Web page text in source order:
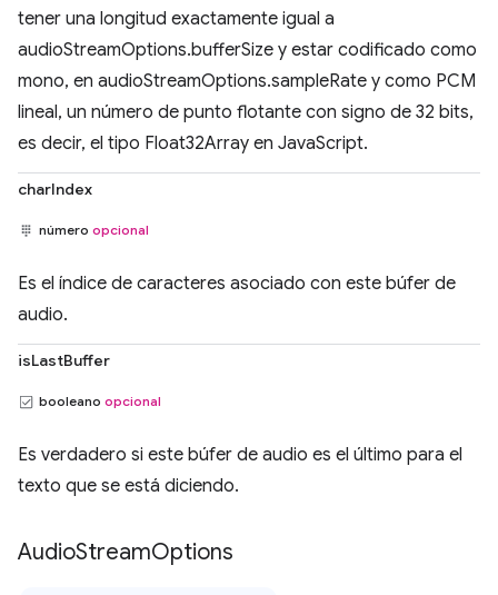
tener una longitud exactamente igual a
audioStreamOptions.bufferSize y estar codificado como
mono, en audioStreamOptions.sampleRate y como PCM
lineal, un número de punto flotante con signo de 32 bits,
es decir, el tipo Float32Array en JavaScript.
charIndex
número opcional
Es el índice de caracteres asociado con este búfer de
audio.
isLastBuffer
booleano opcional
Es verdadero si este búfer de audio es el último para el
texto que se está diciendo.
AudioStreamOptions